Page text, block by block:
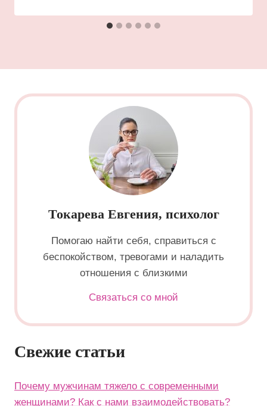
Токарева Евгения, психолог
Помогаю найти себя, справиться с
беспокойством, тревогами и наладить
отношения с близкими
Связаться со мной
Свежие статьи
Почему мужчинам тяжело с современными
женщинами? Как с нами взаимодействовать?